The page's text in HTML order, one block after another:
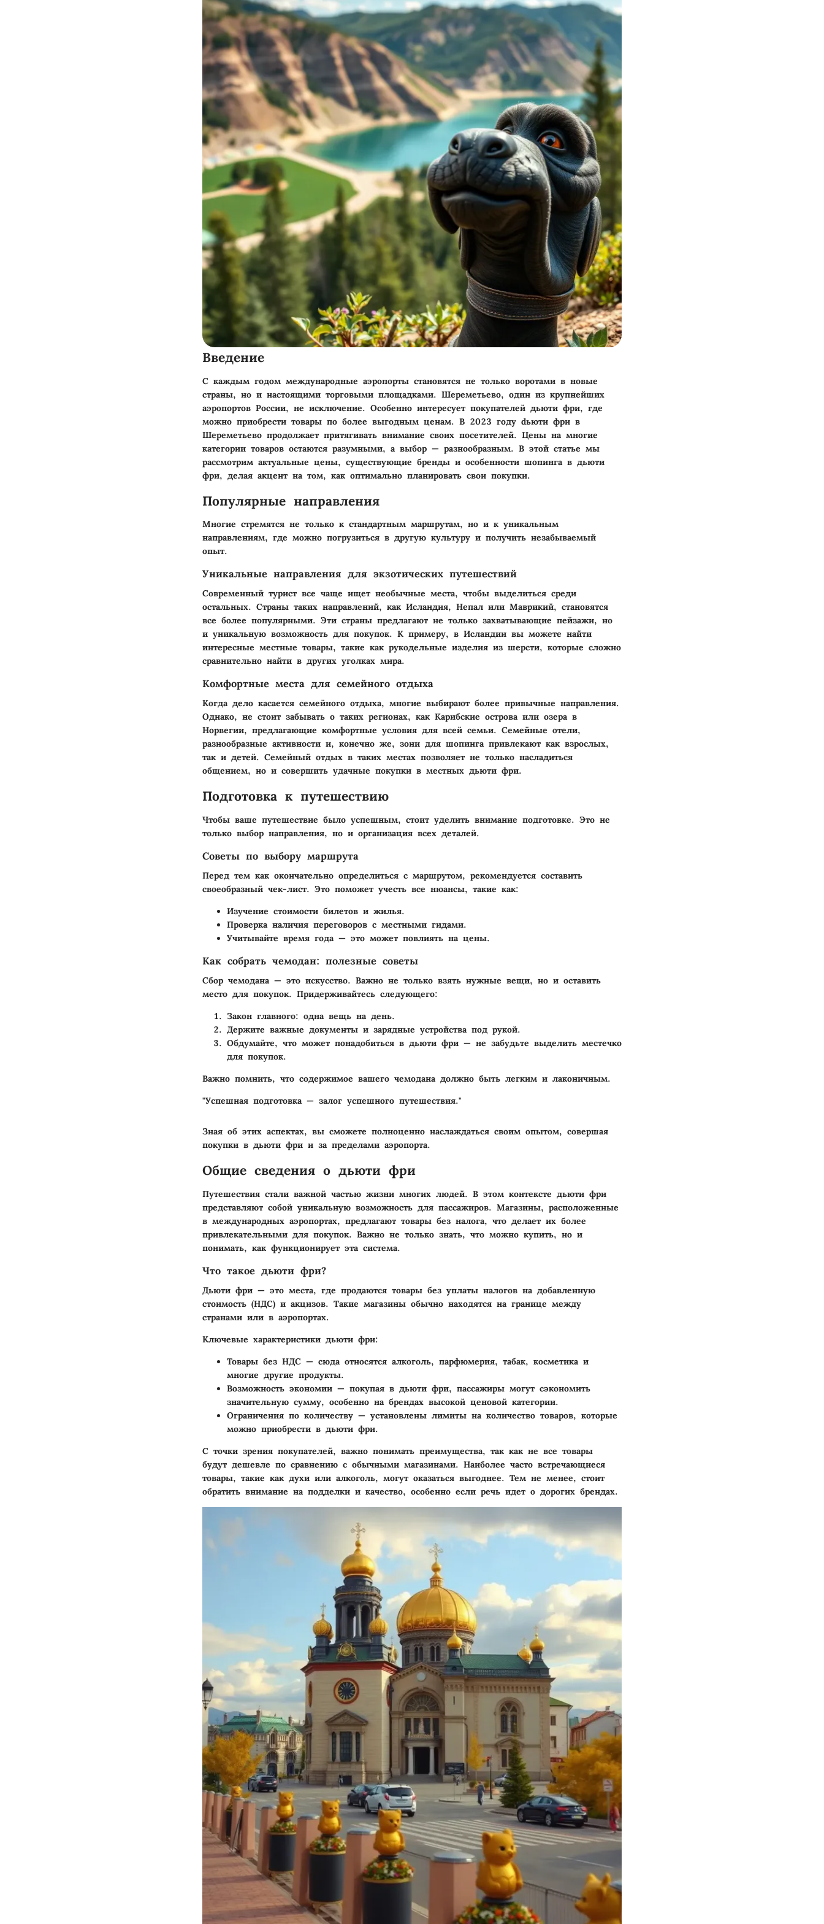
Введение
С каждым годом международные аэропорты становятся не только воротами в новые
страны, но и настоящими торговыми площадками. Шереметьево, один из крупнейших
аэропортов России, не исключение. Особенно интересует покупателей дьюти фри, где
можно приобрести товары по более выгодным ценам. В 2023 году dьюти фри в
Шереметьево продолжает притягивать внимание своих посетителей. Цены на многие
категории товаров остаются разумными, а выбор — разнообразным. В этой статье мы
рассмотрим актуальные цены, существующие бренды и особенности шопинга в дьюти
фри, делая акцент на том, как оптимально планировать свои покупки.
Популярные направления
Многие стремятся не только к стандартным маршрутам, но и к уникальным
направлениям, где можно погрузиться в другую культуру и получить незабываемый
опыт.
Уникальные направления для экзотических путешествий
Современный турист все чаще ищет необычные места, чтобы выделиться среди
остальных. Страны таких направлений, как Исландия, Непал или Маврикий, становятся
все более популярными. Эти страны предлагают не только захватывающие пейзажи, но
и уникальную возможность для покупок. К примеру, в Исландии вы можете найти
интересные местные товары, такие как рукодельные изделия из шерсти, которые сложно
сравнительно найти в других уголках мира.
Комфортные места для семейного отдыха
Когда дело касается семейного отдыха, многие выбирают более привычные направления.
Однако, не стоит забывать о таких регионах, как Карибские острова или озера в
Норвегии, предлагающие комфортные условия для всей семьи. Семейные отели,
разнообразные активности и, конечно же, зони для шопинга привлекают как взрослых,
так и детей. Семейный отдых в таких местах позволяет не только насладиться
общением, но и совершить удачные покупки в местных дьюти фри.
Подготовка к путешествию
Чтобы ваше путешествие было успешным, стоит уделить внимание подготовке. Это не
только выбор направления, но и организация всех деталей.
Советы по выбору маршрута
Перед тем как окончательно определиться с маршрутом, рекомендуется составить
своеобразный чек-лист. Это поможет учесть все нюансы, такие как:
Изучение стоимости билетов и жилья.
Проверка наличия переговоров с местными гидами.
Учитывайте время года — это может повлиять на цены.
Как собрать чемодан: полезные советы
Сбор чемодана — это искусство. Важно не только взять нужные вещи, но и оставить
место для покупок. Придерживайтесь следующего:
Закон главного: одна вещь на день.
Держите важные документы и зарядные устройства под рукой.
Обдумайте, что может понадобиться в дьюти фри — не забудьте выделить местечко
для покупок.
Важно помнить, что содержимое вашего чемодана должно быть легким и лаконичным.
"Успешная подготовка — залог успешного путешествия."
Зная об этих аспектах, вы сможете полноценно наслаждаться своим опытом, совершая
покупки в дьюти фри и за пределами аэропорта.
Общие сведения о дьюти фри
Путешествия стали важной частью жизни многих людей. В этом контексте дьюти фри
представляют собой уникальную возможность для пассажиров. Магазины, расположенные
в международных аэропортах, предлагают товары без налога, что делает их более
привлекательными для покупок. Важно не только знать, что можно купить, но и
понимать, как функционирует эта система.
Что такое дьюти фри?
Дьюти фри — это места, где продаются товары без уплаты налогов на добавленную
стоимость (НДС) и акцизов. Такие магазины обычно находятся на границе между
странами или в аэропортах.
Ключевые характеристики дьюти фри:
Товары без НДС — сюда относятся алкоголь, парфюмерия, табак, косметика и
многие другие продукты.
Возможность экономии — покупая в дьюти фри, пассажиры могут сэкономить
значительную сумму, особенно на брендах высокой ценовой категории.
Ограничения по количеству — установлены лимиты на количество товаров, которые
можно приобрести в дьюти фри.
С точки зрения покупателей, важно понимать преимущества, так как не все товары
будут дешевле по сравнению с обычными магазинами. Наиболее часто встречающиеся
товары, такие как духи или алкоголь, могут оказаться выгоднее. Тем не менее, стоит
обратить внимание на подделки и качество, особенно если речь идет о дорогих брендах.